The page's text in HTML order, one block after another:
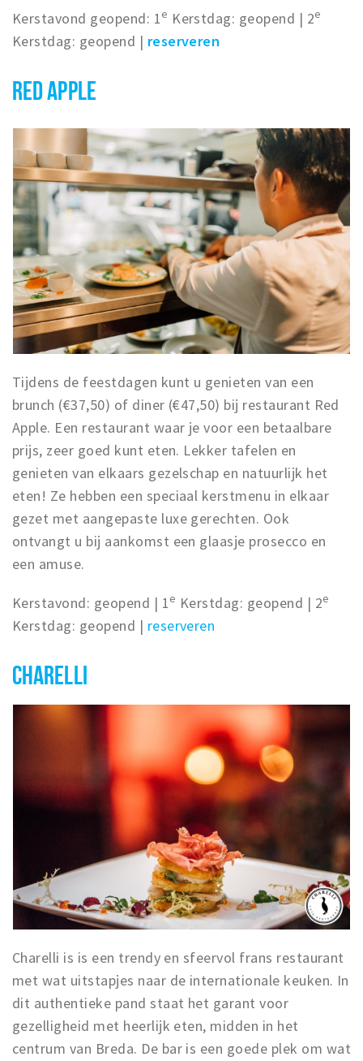
Kerstavond geopend: 1e Kerstdag: geopend | 2e
Kerstdag: geopend | reserveren
RED APPLE
Tijdens de feestdagen kunt u genieten van een
brunch (€37,50) of diner (€47,50) bij restaurant Red
Apple. Een restaurant waar je voor een betaalbare
prijs, zeer goed kunt eten. Lekker tafelen en
genieten van elkaars gezelschap en natuurlijk het
eten! Ze hebben een speciaal kerstmenu in elkaar
gezet met aangepaste luxe gerechten. Ook
ontvangt u bij aankomst een glaasje prosecco en
een amuse.
Kerstavond: geopend | 1e Kerstdag: geopend | 2e
Kerstdag: geopend | reserveren
CHARELLI
Charelli is is een trendy en sfeervol frans restaurant
met wat uitstapjes naar de internationale keuken. In
dit authentieke pand staat het garant voor
gezelligheid met heerlijk eten, midden in het
centrum van Breda. De bar is een goede plek om wat